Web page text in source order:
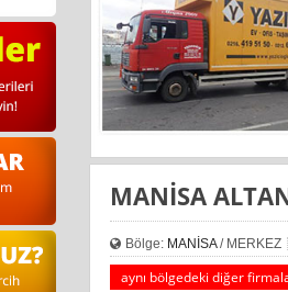
MANİSA
Bölge: MANİSA/ MERKEZ
aynı bölgedeki diğer